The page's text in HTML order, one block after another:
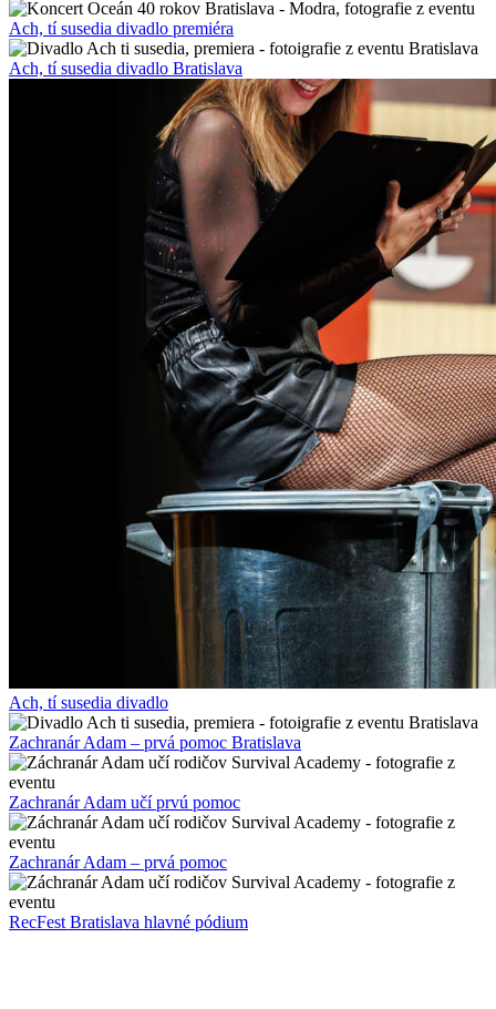
Ach, tí susedia divadlo premiéra
Ach, tí susedia divadlo Bratislava
Ach, tí susedia divadlo
Zachranár Adam – prvá pomoc Bratislava
Zachranár Adam učí prvú pomoc
Zachranár Adam – prvá pomoc
RecFest Bratislava hlavné pódium